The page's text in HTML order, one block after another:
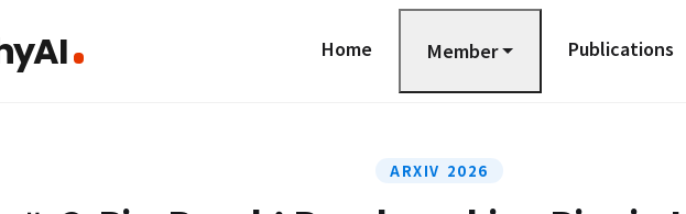
Home Member Publications
ARXIV 2026